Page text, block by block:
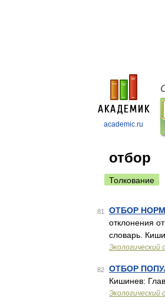
academic.ru
отбор
Толкование
81 ОТБОР
отклонения
словарь.
Экологический
82 ОТБОР
Кишинев:
Экологический